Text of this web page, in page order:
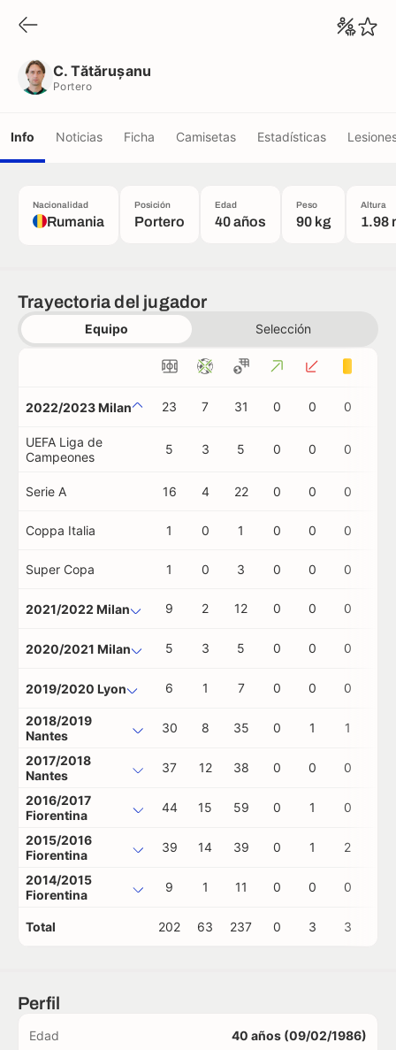
C. Tătărușanu
Portero
Info Noticias Ficha Camisetas Estadísticas
Nacionalidad
Rumania
Posición
Portero
Edad
40 años
Peso
90 kg
Altura
1.98
Trayectoria del jugador
Equipo Selección
2022/2023 Milan 23 7 31 0 0 0
UEFA Liga de
Campeones
5 3 5 0 0 0
Serie A 16 4 22 0 0 0
Coppa Italia 1 0 1 0 0 0
Super Copa 1 0 3 0 0 0
2021/2022 Milan 9 2 12 0 0 0
2020/2021 Milan 5 3 5 0 0 0
2019/2020 Lyon 6 1 7 0 0 0
2018/2019
Nantes
30 8 35 0 1 1
2017/2018
Nantes
37 12 38 0 0 0
2016/2017
Fiorentina
44 15 59 0 1 0
2015/2016
Fiorentina
39 14 39 0 1 2
2014/2015
Fiorentina
9 1 11 0 0 0
Total 202 63 237 0 3 3
Perfil
Edad 40 años (09/02/1986)